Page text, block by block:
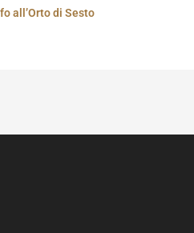
all’Orto di Sesto